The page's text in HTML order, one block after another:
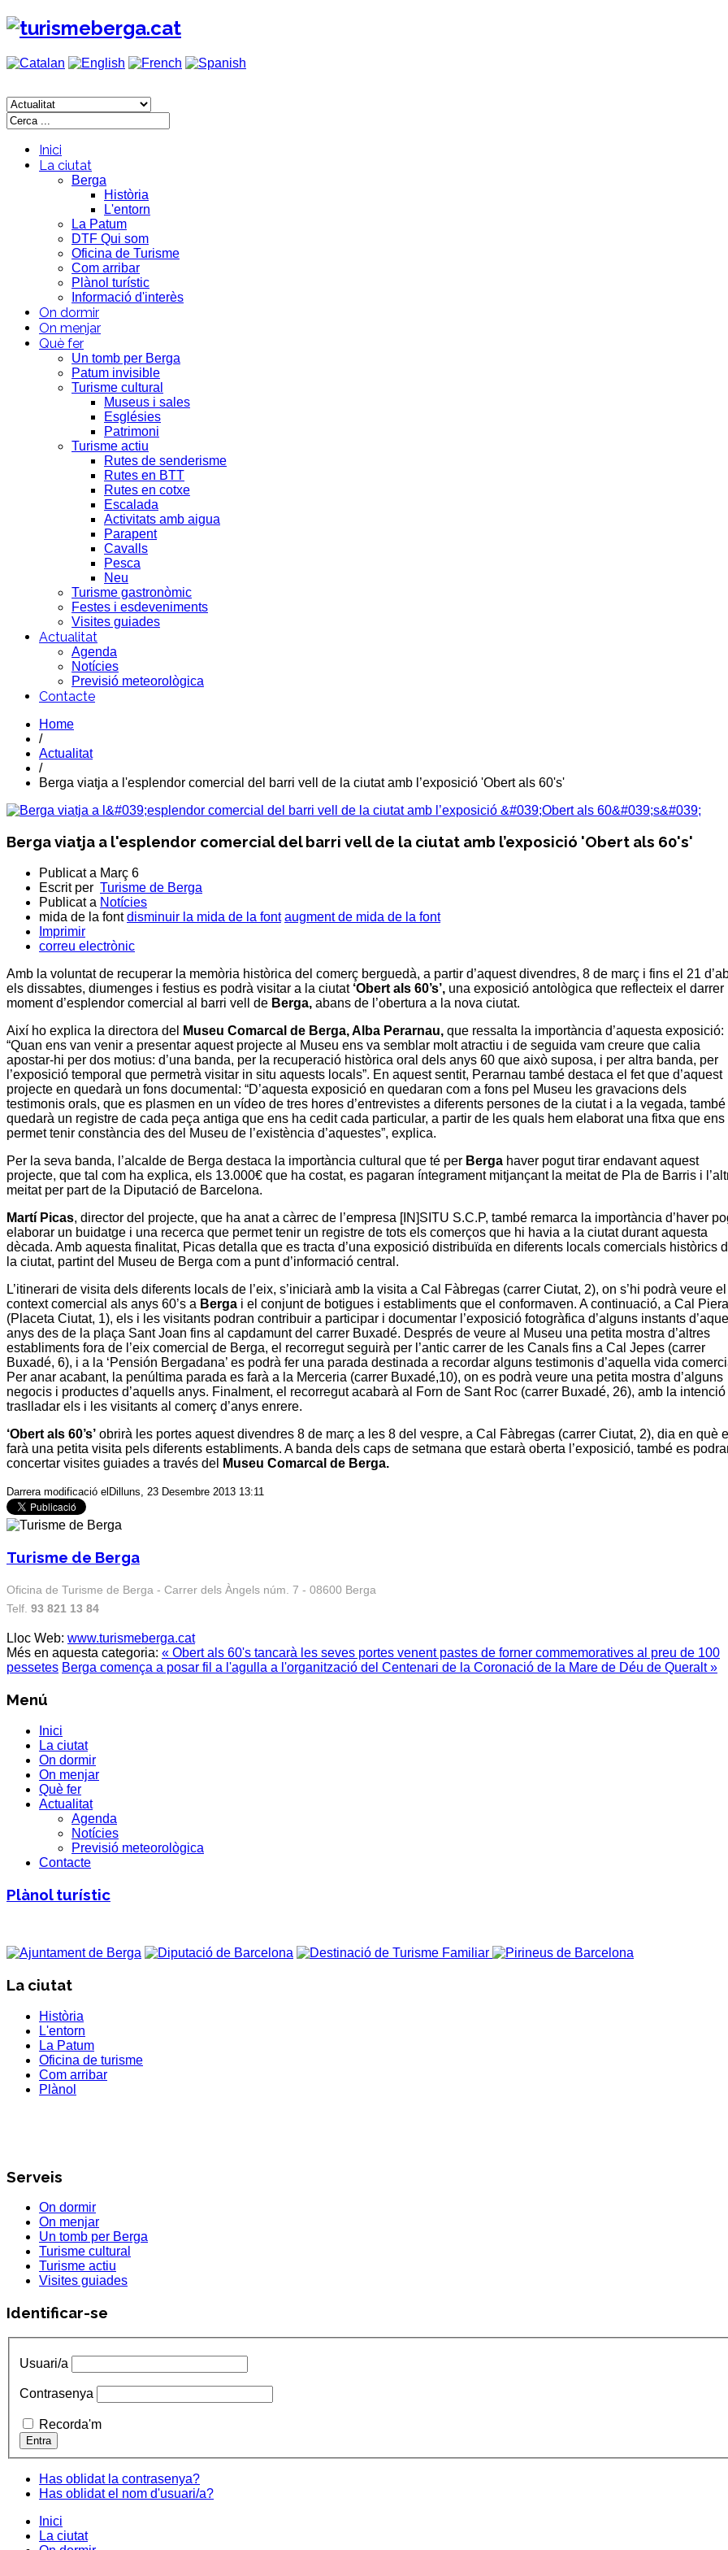
Inici
La ciutat
Berga
Història
L'entorn
La Patum
DTF Qui som
Oficina de Turisme
Com arribar
Plànol turístic
Informació d'interès
On dormir
On menjar
Què fer
Un tomb per Berga
Patum invisible
Turisme cultural
Museus i sales
Esglésies
Patrimoni
Turisme actiu
Rutes de senderisme
Rutes en BTT
Rutes en cotxe
Escalada
Activitats amb aigua
Parapent
Cavalls
Pesca
Neu
Turisme gastronòmic
Festes i esdeveniments
Visites guiades
Actualitat
Agenda
Notícies
Previsió meteorològica
Contacte
Home
/
Actualitat
/
Berga viatja a l'esplendor comercial del barri vell de la ciutat amb l’exposició 'Obert als 60's'
Berga viatja a l'esplendor comercial del barri vell de la ciutat amb l’exposició 'Obert als 60's'
Publicat a Març 6
Escrit per Turisme de Berga
Publicat a Notícies
mida de la font disminuir la mida de la font augment de mida de la font
Imprimir
correu electrònic
Amb la voluntat de recuperar la memòria històrica del comerç berguedà, a partir d’aquest divendres, 8 de març i fins el 21
els dissabtes, diumenges i festius es podrà visitar a la ciutat‘Obert als 60’s’, una exposició antològica que reflecteix el darrer
moment d’esplendor comercial al barri vell de Berga, abans de l’obertura a la nova ciutat.
Així ho explica la directora del
Museu Comarcal de Berga,Alba Perarnau, que ressalta la importància d’aquesta exposició:
“Quan ens van venir a presentar aquest projecte al Museu ens va semblar molt atractiu i de seguida vam creure que calia
apostar-hi per dos motius: d’una banda, per la recuperació històrica oral dels anys 60 que això suposa, i per altra banda, per
l’exposició temporal que permetrà visitar in situ aquests locals”. En aquest sentit, Perarnau també destaca el fet que d’aquest
projecte en quedarà un fons documental: “D’aquesta exposició en quedaran com a fons pel Museu les gravacions dels
testimonis orals, que es plasmen en un vídeo de tres hores d’entrevistes a diferents persones de la ciutat i a la vegada,
quedarà un registre de cada peça antiga que ens ha cedit cada particular, a partir de les quals hem elaborat una fitxa que ens
permet tenir constància des del Museu de l’existència d’aquestes”, explica.
Per la seva banda, l’alcalde de Berga destaca la importància cultural que té per Berga haver pogut tirar endavant aquest
projecte, que tal com ha explica, els 13.000€ que ha costat, es pagaran íntegrament mitjançant la meitat de Pla de Barris i
meitat per part de la Diputació de Barcelona.
Martí Picas, director del projecte, que ha anat a càrrec de l’empresa [IN]SITU S.C.P, també remarca la importància d’haver
elaborar un buidatge i una recerca que permet tenir un registre de tots els comerços que hi havia a la ciutat durant aquesta
dècada. Amb aquesta finalitat, Picas detalla que es tracta d’una exposició distribuïda en diferents locals comercials històrics
la ciutat, partint del Museu de Berga com a punt d’informació central.
L’itinerari de visita dels diferents locals de l’eix, s’iniciarà amb la visita a Cal Fàbregas (carrer Ciutat, 2), on s’hi podrà veure el
context comercial als anys 60’s a Berga i el conjunt de botigues i establiments que el conformaven. A continuació, a Cal Piera
(Placeta Ciutat, 1), els i les visitants podran contribuir a participar i documentar l’exposició fotogràfica d’alguns instants
anys des de la plaça Sant Joan fins al capdamunt del carrer Buxadé. Després de veure al Museu una petita mostra d’altres
establiments fora de l’eix comercial de Berga, el recorregut seguirà per l’antic carrer de les Canals fins a Cal Jepes (carrer
Buxadé, 6), i a la ‘Pensión Bergadana’ es podrà fer una parada destinada a recordar alguns testimonis d’aquella vida
Per anar acabant, la penúltima parada es farà a la Merceria (carrer Buxadé,10), on es podrà veure una petita mostra d’alguns
negocis i productes d’aquells anys. Finalment, el recorregut acabarà al
Forn de Sant Roc (carrer Buxadé, 26), amb la
traslladar els i les visitants al comerç d’anys enrere.
‘Obert als 60’s’ obrirà les portes aquest divendres 8 de març a les 8 del vespre, a Cal Fàbregas (carrer Ciutat, 2), dia en què
farà una petita visita pels diferents establiments. A banda dels caps de setmana que estarà oberta l’exposició, també es
concertar visites guiades a través del
Museu Comarcal de Berga.
Darrera modificació elDilluns, 23 Desembre 2013 13:11
Turisme de Berga
Oficina de Turisme de Berga - Carrer dels Àngels núm. 7 - 08600 Berga
Telf. 93 821 13 84
Lloc Web: www.turismeberga.cat
Més en aquesta categoria: « Obert als 60's tancarà les seves portes venent pastes de forner commemoratives al preu de 100
pessetes Berga comença a posar fil a l'agulla a l'organització del Centenari de la Coronació de la Mare de Déu de Queralt »
Menú
Inici
La ciutat
On dormir
On menjar
Què fer
Actualitat
Agenda
Notícies
Previsió meteorològica
Contacte
Plànol turístic
La ciutat
Història
L'entorn
La Patum
Oficina de turisme
Com arribar
Plànol
Serveis
On dormir
On menjar
Un tomb per Berga
Turisme cultural
Turisme actiu
Visites guiades
Identificar-se
Usuari/a
Contrasenya
Recorda'm
Has oblidat la contrasenya?
Has oblidat el nom d'usuari/a?
Inici
La ciutat